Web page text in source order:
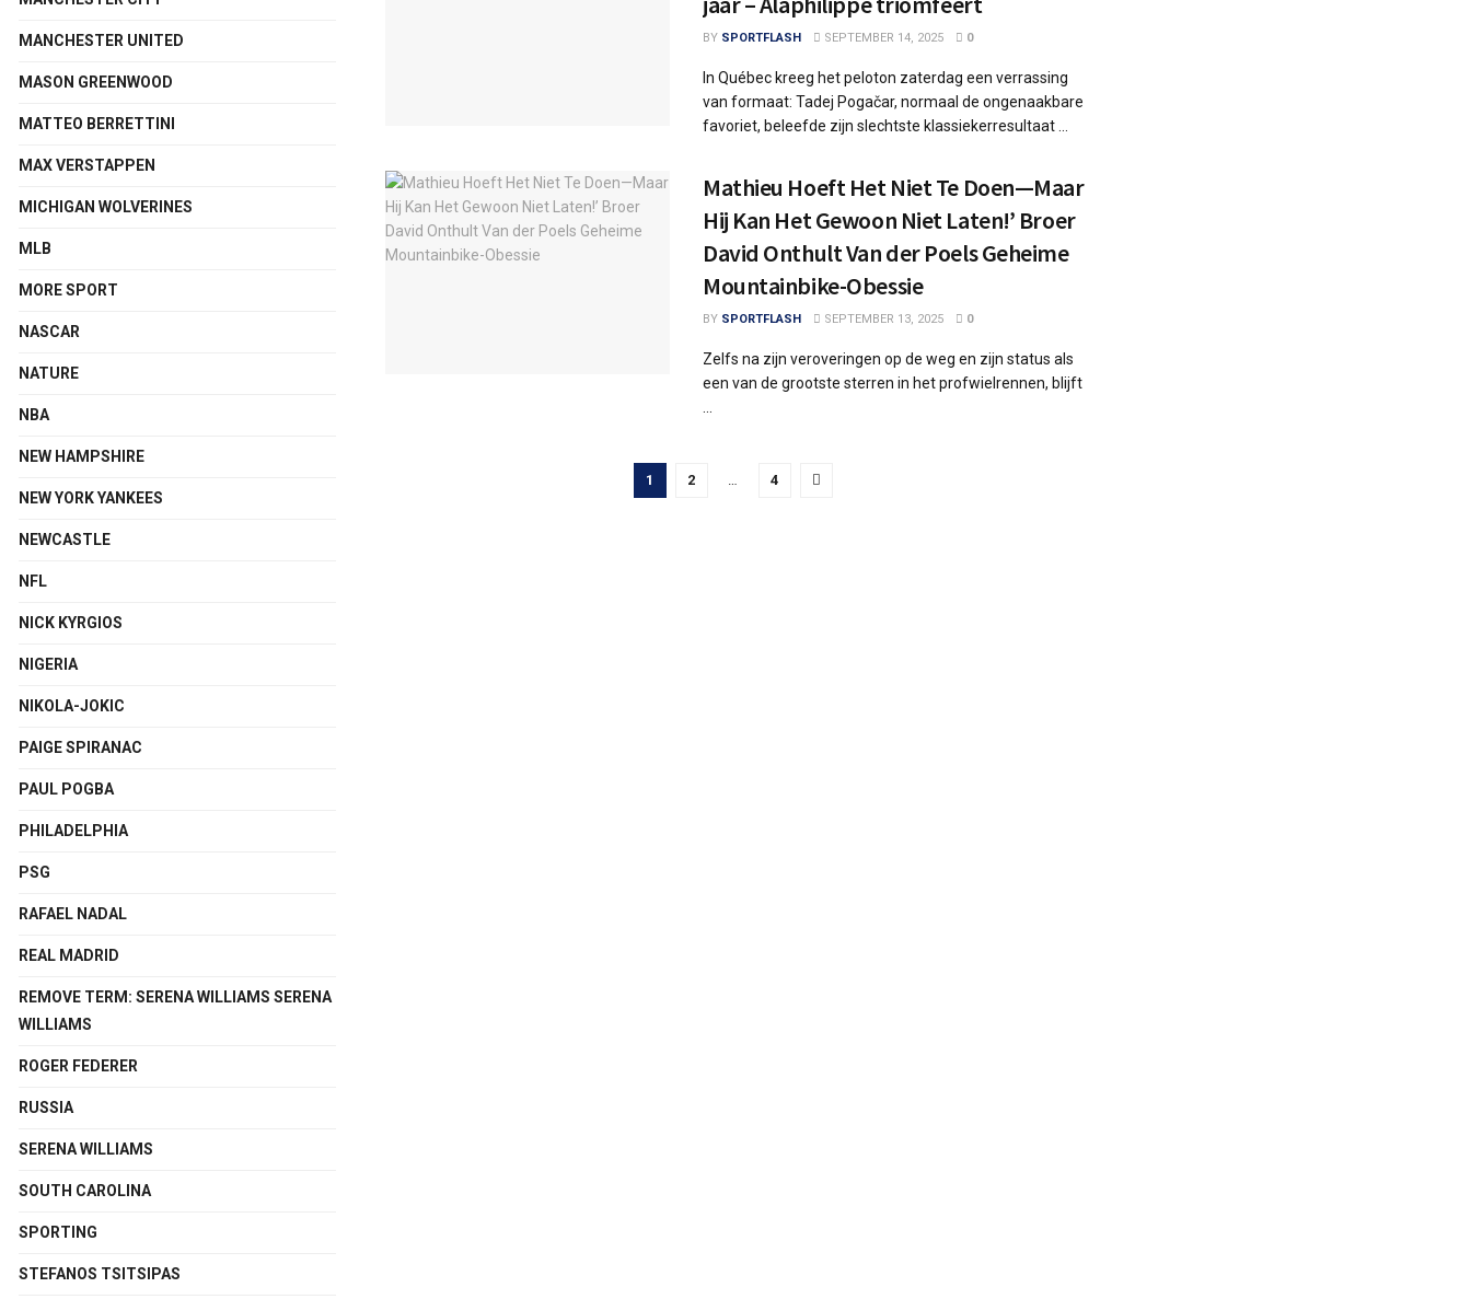
BY SPORTFLASH SEPTEMBER 14, 2025 0
In Québec kreeg het peloton zaterdag een verrassing
van formaat: Tadej Pogačar, normaal de ongenaakbare
favoriet, beleefde zijn slechtste klassiekerresultaat ...
Mathieu Hoeft Het Niet Te Doen—Maar
Hij Kan Het Gewoon Niet Laten!’ Broer
David Onthult Van der Poels Geheime
Mountainbike-Obessie
BY SPORTFLASH SEPTEMBER 13, 2025 0
Zelfs na zijn veroveringen op de weg en zijn status als
een van de grootste sterren in het profwielrennen, blijft
1 2 … 4
MANCHESTER UNITED
MASON GREENWOOD
MATTEO BERRETTINI
MAX VERSTAPPEN
MICHIGAN WOLVERINES
MLB
MORE SPORT
NASCAR
NATURE
NBA
NEW HAMPSHIRE
NEW YORK YANKEES
NEWCASTLE
NFL
NICK KYRGIOS
NIGERIA
NIKOLA-JOKIC
PAIGE SPIRANAC
PAUL POGBA
PHILADELPHIA
PSG
RAFAEL NADAL
REAL MADRID
REMOVE TERM: SERENA WILLIAMS SERENA
WILLIAMS
ROGER FEDERER
RUSSIA
SERENA WILLIAMS
SOUTH CAROLINA
SPORTING
STEFANOS TSITSIPAS